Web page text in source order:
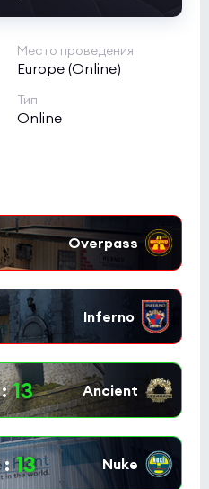
Место проведения
Europe (Online)
Тип
Online
: 13
: 13